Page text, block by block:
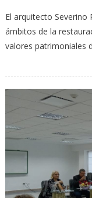
El arquitecto Severino
ámbitos de la
valores patrimoniales